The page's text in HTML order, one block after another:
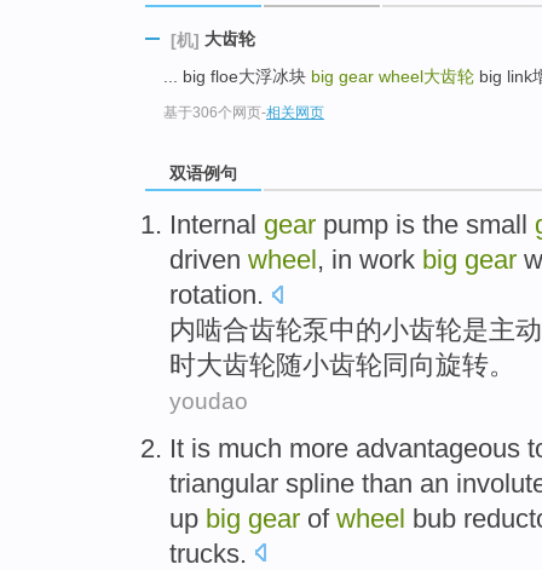
[机] 大齿轮
... big floe大浮冰块 big gear wheel大齿轮 big link
基于306个网页-相关网页
双语例句
Internal gear pump is the small
driven wheel, in work big gear
rotation.
内啮合齿轮泵中的小齿轮是主动
时大齿轮随小齿轮同向旋转。
youdao
It is much more advantageous
triangular spline than an
up big gear of wheel bub
trucks.